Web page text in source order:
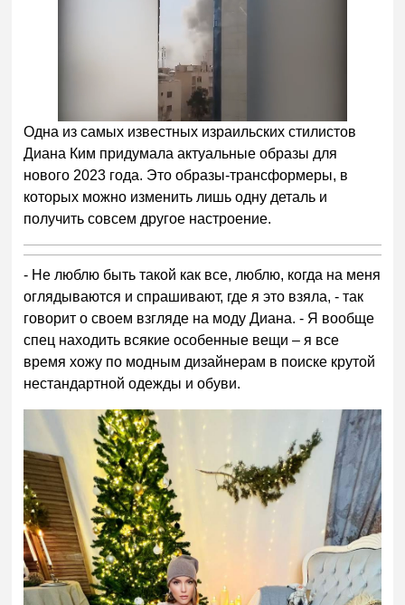
Одна из самых известных израильских стилистов
Диана Ким придумала актуальные образы для
нового 2023 года. Это образы-трансформеры, в
которых можно изменить лишь одну деталь и
получить совсем другое настроение.
- Не люблю быть такой как все, люблю, когда на меня
оглядываются и спрашивают, где я это взяла, - так
говорит о своем взгляде на моду Диана. - Я вообще
спец находить всякие особенные вещи – я все
время хожу по модным дизайнерам в поиске крутой
нестандартной одежды и обуви.